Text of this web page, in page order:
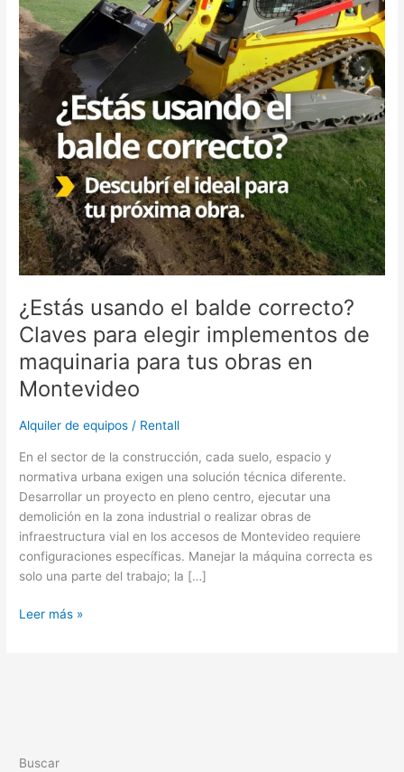
¿Estás usando el balde correcto?
Claves para elegir implementos de
maquinaria para tus obras en
Montevideo
Alquiler de equipos / Rentall
En el sector de la construcción, cada suelo, espacio y
normativa urbana exigen una solución técnica diferente.
Desarrollar un proyecto en pleno centro, ejecutar una
demolición en la zona industrial o realizar obras de
infraestructura vial en los accesos de Montevideo requiere
configuraciones específicas. Manejar la máquina correcta es
solo una parte del trabajo; la […]
de
maquinaria
para
tus
obras
en
Montevideo
Leer más »
Buscar